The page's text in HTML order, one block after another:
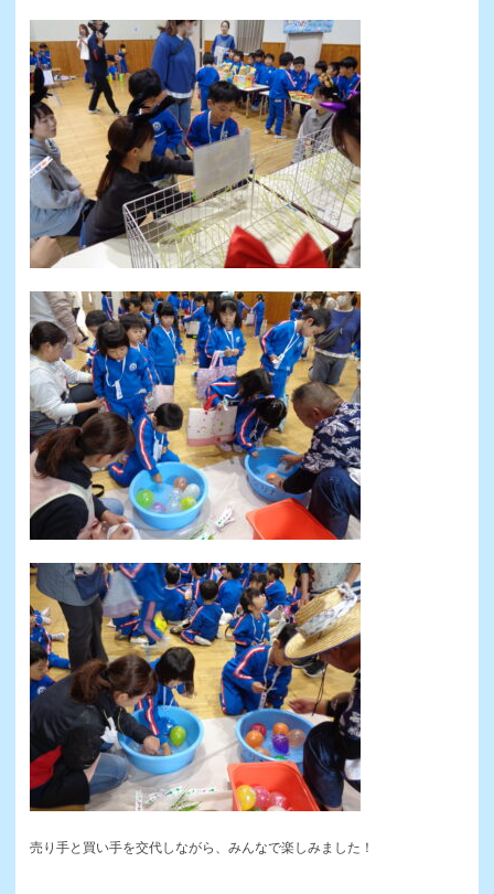
売り手と買い手を交代しながら、みんなで楽しみました！